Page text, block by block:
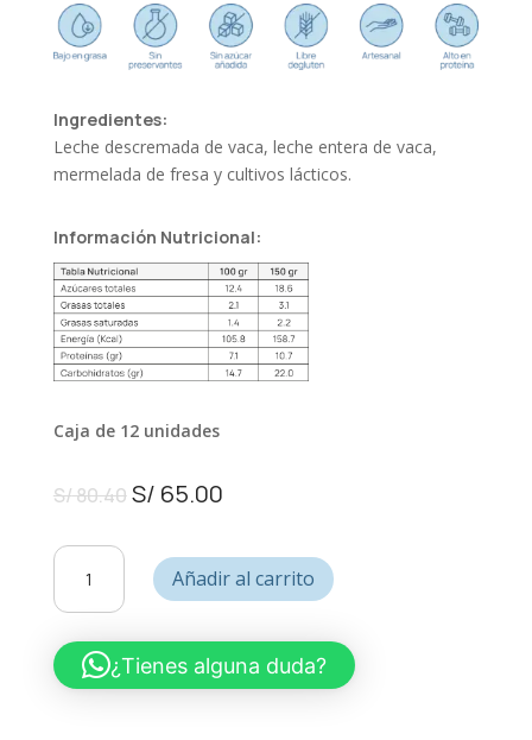
Ingredientes:
Leche descremada de vaca, leche entera de vaca,
mermelada de fresa y cultivos lácticos.
Información Nutricional:
Caja de 12 unidades
S/80.40El
era:
S/ 80.40.
S/ 65.00El
es:
S/ 65.00.
Yogurt
Griego
Bajo
en
grasa
Sabor
Añadir al carrito
¿Tienes alguna duda?